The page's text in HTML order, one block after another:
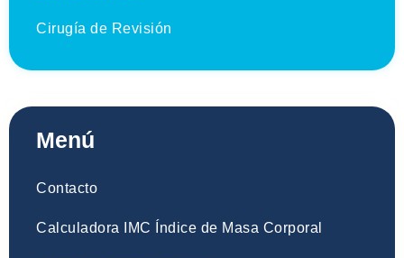
Cirugía de Revisión
Menú
Contacto
Calculadora IMC Índice de Masa Corporal